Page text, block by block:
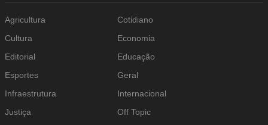
Agricultura
Cotidiano
Cultura
Economia
Editorial
Educação
Esportes
Geral
Infraestrutura
Internacional
Justiça
Off Topic